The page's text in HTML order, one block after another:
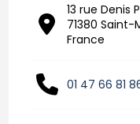
13 rue Denis
71380 Saint-
France
01 47 66 81